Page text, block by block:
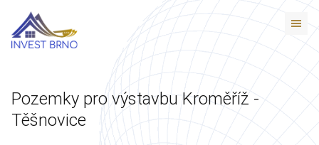
Pozemky pro výstavbu Kroměříž -
Těšnovice